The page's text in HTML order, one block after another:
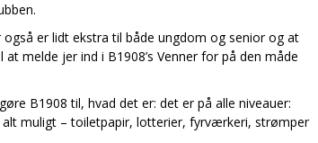
er lidt ekstra til både ungdom og senior og at
melde jer ind i B1908’s Venner for på den måde
B1908 til, hvad det er: det er på alle niveauer:
muligt – toiletpapir, lotterier, fyrværkeri, strømper